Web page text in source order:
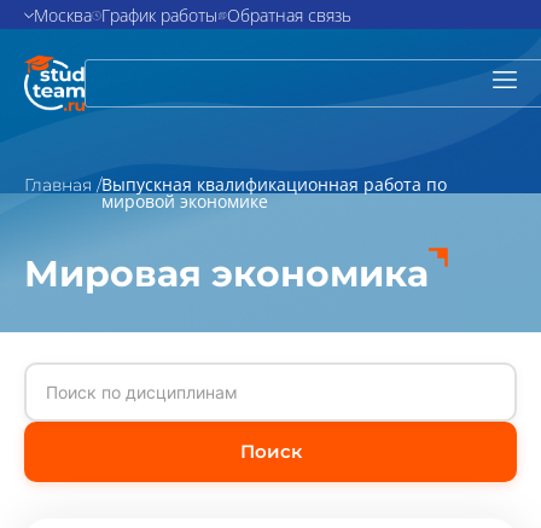
Москва График работы Обратная связь
Главная /Выпускная квалификационная работа по
мировой экономике
Мировая экономика
Поиск